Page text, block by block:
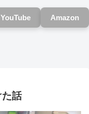
YouTube Amazon
話